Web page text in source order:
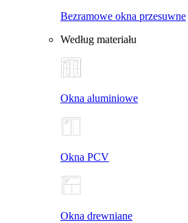
Bezramowe okna przesuwne
Według materiału
Okna aluminiowe
Okna PCV
Okna drewniane